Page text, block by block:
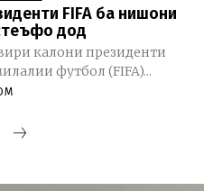
FIFA ба нишони
дод
калони президенти
футбол (FIFA)...